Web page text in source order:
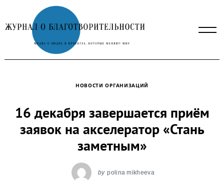
to
content
НОВОСТИ ОРГАНИЗАЦИЙ
16 декабря завершается приём
заявок на акселератор «Стань
заметным»
by polina mikheeva